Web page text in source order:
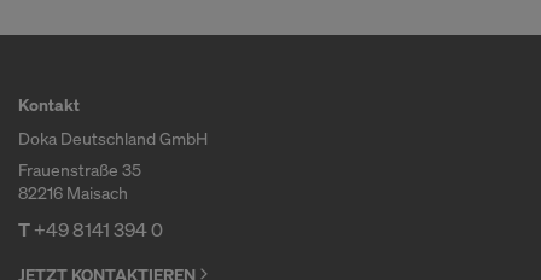
Kontakt
Doka Deutschland GmbH
Frauenstraße 35
82216 Maisach
T+49 8141 394 0
JETZT KONTAKTIEREN